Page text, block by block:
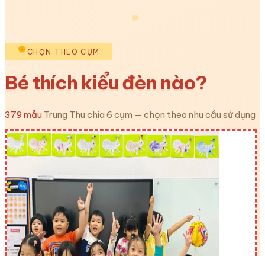
CHỌN THEO CỤM
Bé thích kiểu đèn nào?
379 mẫu Trung Thu chia 6 cụm — chọn theo nhu cầu sử dụng